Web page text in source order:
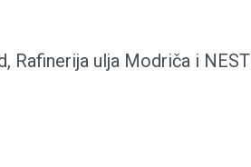
ulja Modriča i